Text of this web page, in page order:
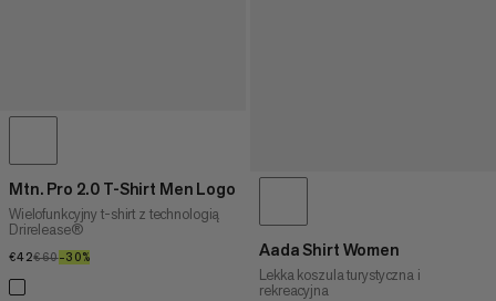
Mtn. Pro 2.0 T-Shirt Men Logo
Wielofunkcyjny t-shirt z technologią
Drirelease®
€42€42
€60€60
–30% Aada Shirt Women
Lekka koszula turystyczna i
rekreacyjna